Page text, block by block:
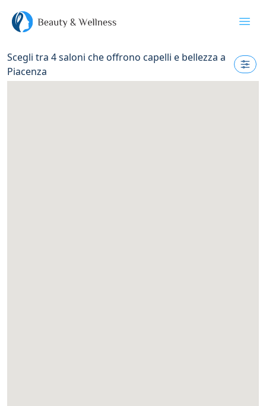
Apri
Scegli tra 4saloni che offrono capelli e bellezza a
Piacenza